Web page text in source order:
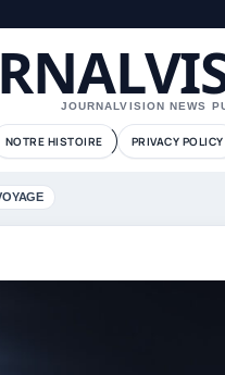
JOURNALVISION NEWS
NOTRE HISTOIRE PRIVACY POLICY